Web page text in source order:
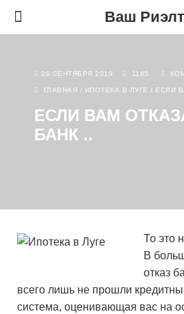
Ваш
26 СЕНТЯБРЯ 2019 1185
ГЛАВНАЯ / ИПОТЕКА В ЛУГЕ / ЕСЛИ
ЕСЛИ ВАМ
БАНК ..
То это
В
отказ
всего лишь не прошли
система, оценивающая вас на